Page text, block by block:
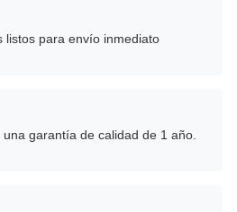
listos para envío inmediato
garantía de calidad de 1 año.